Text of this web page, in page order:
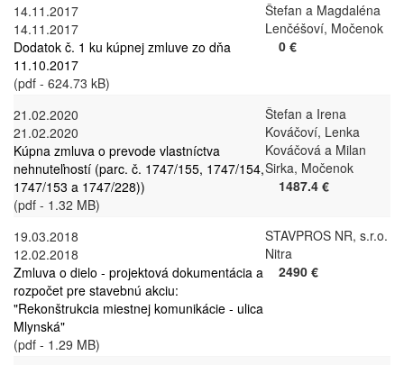
14.11.2017
14.11.2017
Dodatok č. 1 ku kúpnej zmluve zo dňa
11.10.2017
(pdf - 624.73 kB)
Štefan a Magdaléna
Lenčéšoví, Močenok
0 €
21.02.2020
21.02.2020
Kúpna zmluva o prevode vlastníctva
nehnuteľností (parc. č. 1747/155, 1747/154,
1747/153 a 1747/228))
(pdf - 1.32 MB)
Štefan a Irena
Kováčoví, Lenka
Kováčová a Milan
Sirka, Močenok
1487.4 €
19.03.2018
12.02.2018
Zmluva o dielo - projektová dokumentácia a
rozpočet pre stavebnú akciu:
"Rekonštrukcia miestnej komunikácie - ulica
Mlynská"
(pdf - 1.29 MB)
STAVPROS NR, s.r.o.
Nitra
2490 €